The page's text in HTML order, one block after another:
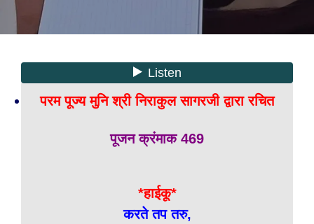
परम पूज्य मुनि श्री निराकुल सागरजी द्वारा रचित
पूजन क्रंमाक 469
*हाईकू*
करते तप तरु,